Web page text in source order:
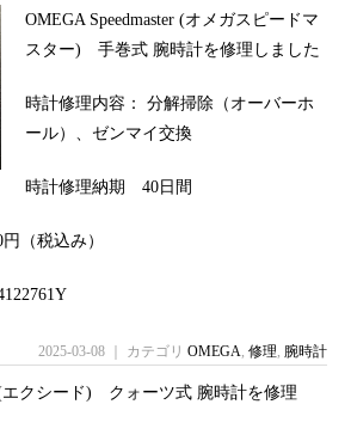
OMEGA Speedmaster (オメガスピードマ
スター) 手巻式 腕時計を修理しました
時計修理内容： 分解掃除（オーバーホ
ール）、ゼンマイ交換
時計修理納期 40日間
（税込み）
2025-03-08 ｜ カテゴリ OMEGA, 修理, 腕時計
エクシード) クォーツ式 腕時計を修理